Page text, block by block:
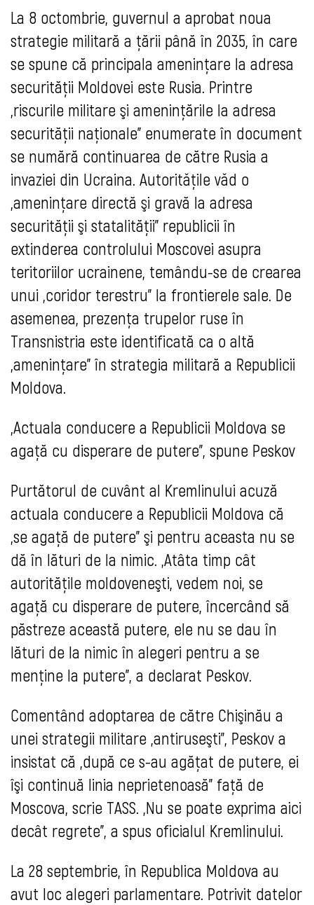
La 8 octombrie, guvernul a aprobat noua
strategie militară a ţării până în 2035, în care
se spune că principala ameninţare la adresa
securităţii Moldovei este Rusia. Printre
„riscurile militare şi ameninţările la adresa
securităţii naţionale” enumerate în document
se numără continuarea de către Rusia a
invaziei din Ucraina. Autoritǎțile vǎd o
„ameninţare directă şi gravă la adresa
securităţii şi statalităţii” republicii în
extinderea controlului Moscovei asupra
teritoriilor ucrainene, temându-se de crearea
unui „coridor terestru” la frontierele sale. De
asemenea, prezenţa trupelor ruse în
Transnistria este identificată ca o altă
„ameninţare” în strategia militară a Republicii
Moldova.
„Actuala conducere a Republicii Moldova se
agaţă cu disperare de putere”, spune Peskov
Purtătorul de cuvânt al Kremlinului acuză
actuala conducere a Republicii Moldova că
„se agaţă de putere” şi pentru aceasta nu se
dă în lături de la nimic. „Atâta timp cât
autorităţile moldoveneşti, vedem noi, se
agaţă cu disperare de putere, încercând să
păstreze această putere, ele nu se dau în
lături de la nimic în alegeri pentru a se
menţine la putere”, a declarat Peskov.
Comentând adoptarea de către Chişinău a
unei strategii militare „antiruseşti”, Peskov a
insistat că „după ce s-au agăţat de putere, ei
îşi continuă linia neprietenoasă” faţă de
Moscova, scrie TASS. „Nu se poate exprima aici
decât regrete”, a spus oficialul Kremlinului.
La 28 septembrie, în Republica Moldova au
avut loc alegeri parlamentare. Potrivit datelor